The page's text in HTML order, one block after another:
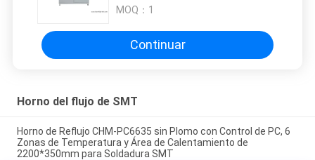
MOQ： 1
Continuar
Horno del flujo de SMT
Horno de Reflujo CHM-PC6635 sin Plomo con Control de PC, 6
Zonas de Temperatura y Área de Calentamiento de
2200*350mm para Soldadura SMT